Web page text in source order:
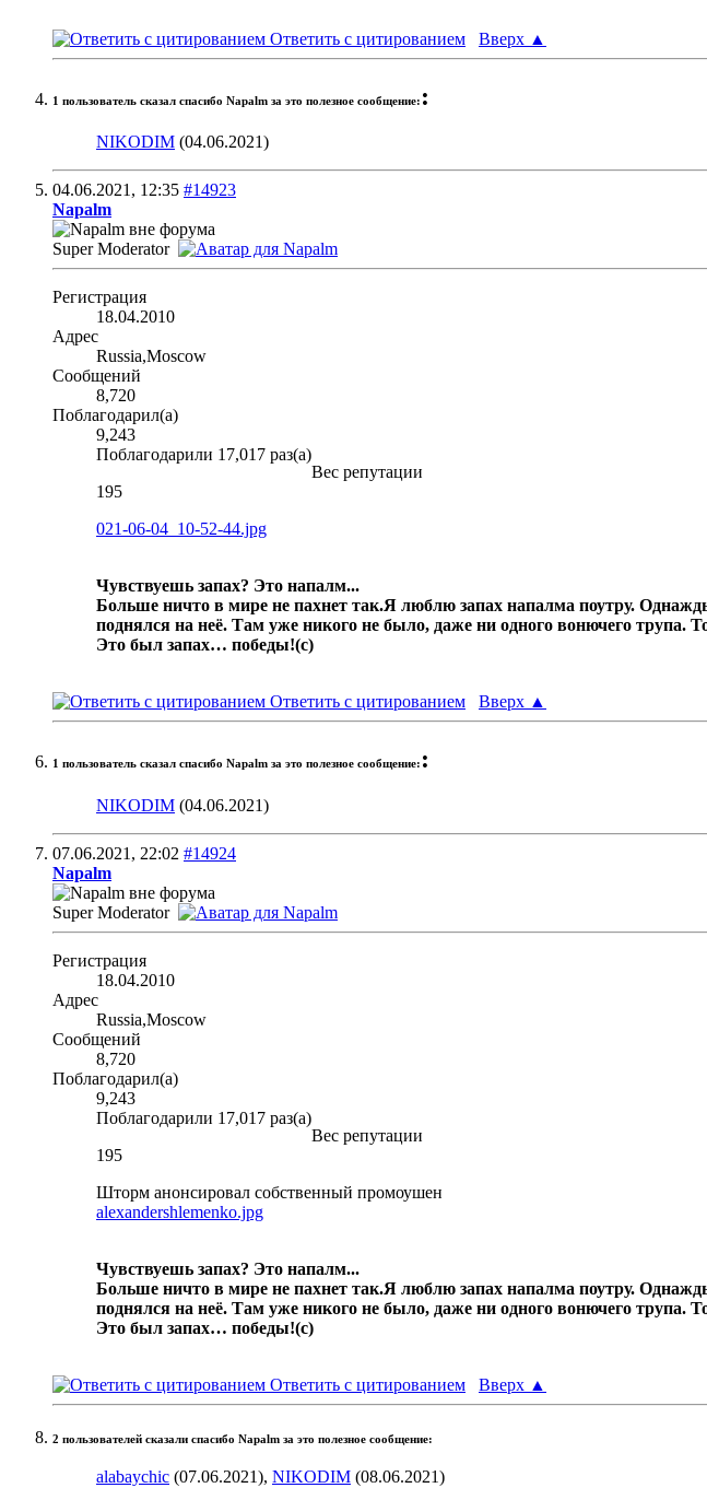
Ответить с цитированием Вверх ▲
1 пользователь сказал cпасибо Napalm за это полезное сообщение: :
NIKODIM (04.06.2021)
04.06.2021, 12:35 #14923
Napalm
Super Moderator
Регистрация
18.04.2010
Адрес
Russia,Moscow
Сообщений
8,720
Поблагодарил(а)
9,243
Поблагодарили 17,017 раз(а)
Вес репутации
195
021-06-04_10-52-44.jpg
Чувствуешь запах? Это напалм...
Больше ничто в мире не пахнет так.Я люблю запах напалма поутру.
поднялся на неё. Там уже никого не было, даже ни одного вонючего трупа.
Это был запах… победы!(с)
Ответить с цитированием Вверх ▲
1 пользователь сказал cпасибо Napalm за это полезное сообщение: :
NIKODIM (04.06.2021)
07.06.2021, 22:02 #14924
Napalm
Super Moderator
Регистрация
18.04.2010
Адрес
Russia,Moscow
Сообщений
8,720
Поблагодарил(а)
9,243
Поблагодарили 17,017 раз(а)
Вес репутации
195
Шторм анонсировал собственный промоушен
alexandershlemenko.jpg
Чувствуешь запах? Это напалм...
Больше ничто в мире не пахнет так.Я люблю запах напалма поутру.
поднялся на неё. Там уже никого не было, даже ни одного вонючего трупа.
Это был запах… победы!(с)
Ответить с цитированием Вверх ▲
2 пользователей сказали cпасибо Napalm за это полезное сообщение:
alabaychic (07.06.2021), NIKODIM (08.06.2021)